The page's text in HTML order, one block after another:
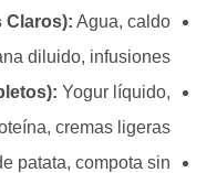
Claros):Agua, caldo
diluido, infusiones.
Yogur líquido,
cremas ligeras.
patata, compota sin